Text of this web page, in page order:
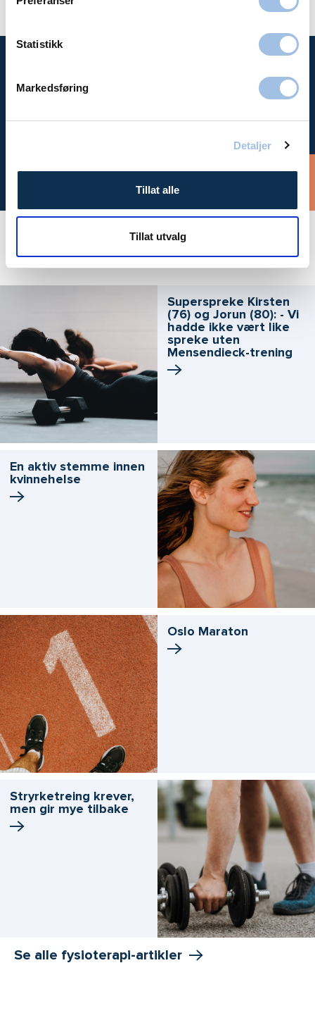
Statistikk
Markedsføring
Detaljer
Tillat alle
Tillat utvalg
Time hos
oss
Aktuelt
Superspreke Kirsten
(76) og Jorun (80): - Vi
hadde ikke vært like
spreke uten
Mensendieck­-trening
En aktiv stemme innen
kvinnehelse
Oslo Maraton
Stryrketreing krever,
men gir mye tilbake
Se alle fysioterapi-artikler